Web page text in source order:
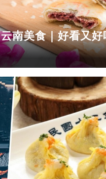
云南美食｜好看又